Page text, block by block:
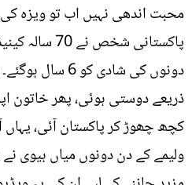
پاکستانی
دونوں کی شادی
ذریعے دوستی ہوئی، پھر
کچھ چھوڑ کر پاکستان آئی،
ولیمے کے دن دونوں میاں بیوی نے